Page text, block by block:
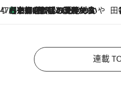
47都道府県の手みやげ ひんやりスイーツで夏を満喫
2026.8.7
【京都府】この夏絶対食べたい 冷やしておいしいおやつ3選 ひと口目から心を掴む新緑のテリーヌ 田「
連載